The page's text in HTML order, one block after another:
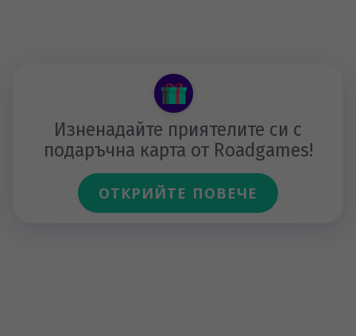
Изненадайте приятелите си с
подаръчна карта от Roadgames!
ОТКРИЙТЕ ПОВЕЧЕ